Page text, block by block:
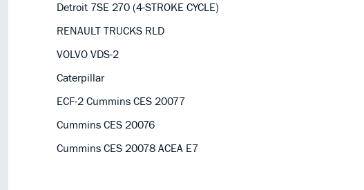
Detroit 7SE 270 (4-STROKE CYCLE)
RENAULT TRUCKS RLD
VOLVO VDS-2
Caterpillar
ECF-2 Cummins CES 20077
Cummins CES 20076
Cummins CES 20078 ACEA E7